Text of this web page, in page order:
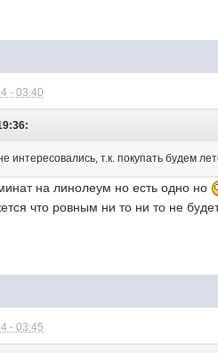
- 03:40
интересовались, т.к. покупать будем
на линолеум но есть одно но
что ровным ни то ни то не
- 03:45